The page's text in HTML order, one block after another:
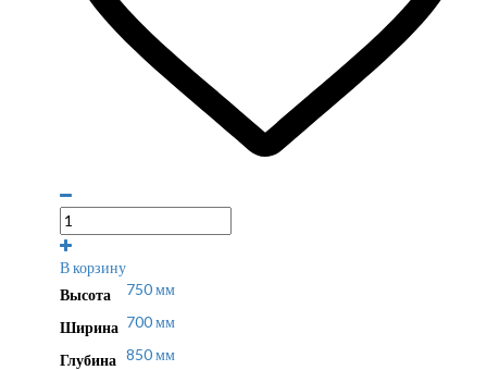
В корзину
Высота
750 мм
Ширина 700 мм
Глубина 850 мм